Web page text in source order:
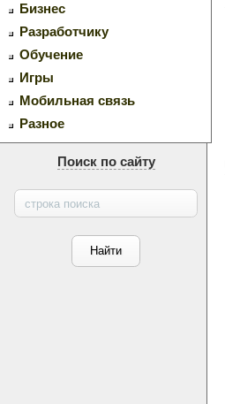
Бизнес
Разработчику
Обучение
Игры
Мобильная связь
Разное
Поиск по сайту